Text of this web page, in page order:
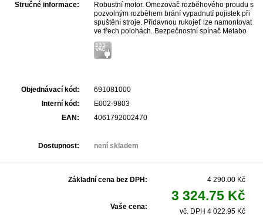
Stručné informace:
Robustní motor. Omezovač rozběhového proudu s
pozvolným rozběhem brání vypadnutí pojistek při
spuštění stroje. Přídavnou rukojeť lze namontovat
ve třech polohách. Bezpečnostní spínač Metabo
brání neúmyslnému zapnutí
Objednávací kód:
691081000
Interní kód:
E002-9803
EAN:
4061792002470
Dostupnost: není skladem
Základní cena bez DPH: 4 290.00 Kč
Vaše cena:
3 324.75 Kč
vč. DPH 4 022.95 Kč